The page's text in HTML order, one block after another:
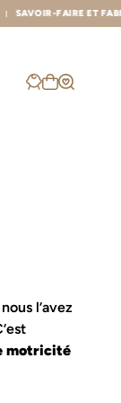
FRANÇAISE
l’avez
motricité